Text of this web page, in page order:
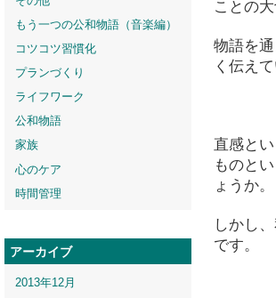
もう一つの公和物語（音楽編）
コツコツ習慣化
プランづくり
ライフワーク
公和物語
家族
心のケア
時間管理
アーカイブ
2013年12月
ことの
物語を
く伝えて
直感と
ものと
ょうか。
しかし
です。